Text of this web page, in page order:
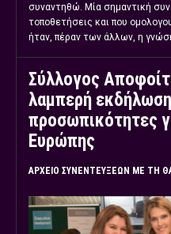
συναντηθώ. Μία σημαντική
τοποθετήσεις και που
ήταν, πέραν των άλλων, η
Σύλλογος
λαμπερή
προσωπικότητες
Ευρώπης
ΑΡΧΕΊΟ ΣΥΝΕΝΤΕΎΞΕΩΝ ΜΕ ΤΗ